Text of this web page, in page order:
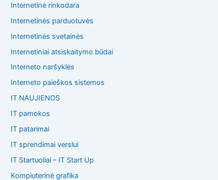
Internetinė rinkodara
Internetinės parduotuvės
Internetinės svetainės
Internetiniai atsiskaitymo būdai
Interneto naršyklės
Interneto paieškos sistemos
IT NAUJIENOS
IT pamokos
IT patarimai
IT sprendimai verslui
IT Startuoliai – IT Start Up
Kompiuterinė grafika